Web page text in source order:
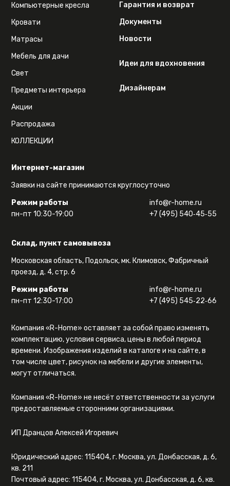
Интернет-магазин
Заявки на сайте принимаются круглосуточно
Режим работы
пн-пт 10:30-19:00
info@r-home.ru
+7 (495) 540‑45‑55
Склад, пункт самовывоза
Московская область, Подольск, мк. Климовск, Фабричный
проезд, д. 4, стр. 6
Режим работы
пн-пт 12:30-17:00
info@r-home.ru
+7 (495) 545‑22‑66
Компьютерные кресла
Кровати
Матрасы
Мебель для дачи
Свет
Предметы интерьера
Акции
Распродажа
КОЛЛЕКЦИИ
Гарантия и возврат
Документы
Новости
Идеи для вдохновения
Дизайнерам
Компания «R-Home» оставляет за собой право изменять
комплектацию, условия сервиса, цены в любой период
времени. Изображения изделий в каталоге и на сайте, в
том числе цвет, рисунок на мебели и другие элементы,
могут отличаться.
Компания «R-Home» не несёт ответственности за услуги
предоставляемые сторонними организациями.
ИП Дранцов Алексей Игоревич
Юридический адрес: 115404, г. Москва, ул. Донбасская, д. 6,
кв. 211
Почтовый адрес: 115404, г. Москва, ул. Донбасская, д. 6, кв.